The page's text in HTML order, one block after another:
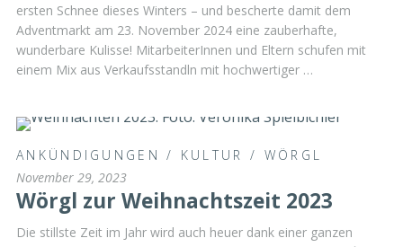
ersten Schnee dieses Winters – und bescherte damit dem
Adventmarkt am 23. November 2024 eine zauberhafte,
wunderbare Kulisse! MitarbeiterInnen und Eltern schufen mit
einem Mix aus Verkaufsstandln mit hochwertiger …
ANKÜNDIGUNGEN / KULTUR / WÖRGL
November 29, 2023
Wörgl zur Weihnachtszeit 2023
Die stillste Zeit im Jahr wird auch heuer dank einer ganzen